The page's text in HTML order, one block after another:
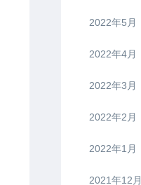
2022年5月
2022年4月
2022年3月
2022年2月
2022年1月
2021年12月